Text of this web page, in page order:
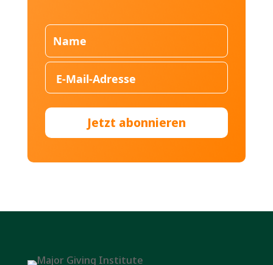
Jetzt abonnieren